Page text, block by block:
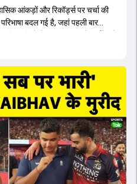
आंकड़ों और रिकॉर्ड्स पर चर्चा की
बदल गई है, जहां पहली बार
खिलाड़ियों से ज्यादा रहा। पूरे टूर्नामेंट में
से ज्यादा का स्कोर बनाया, जो एक
का खिताब जीता। इसके अलावा पंजाब
पीछा करने वाली टीमों की सफलता